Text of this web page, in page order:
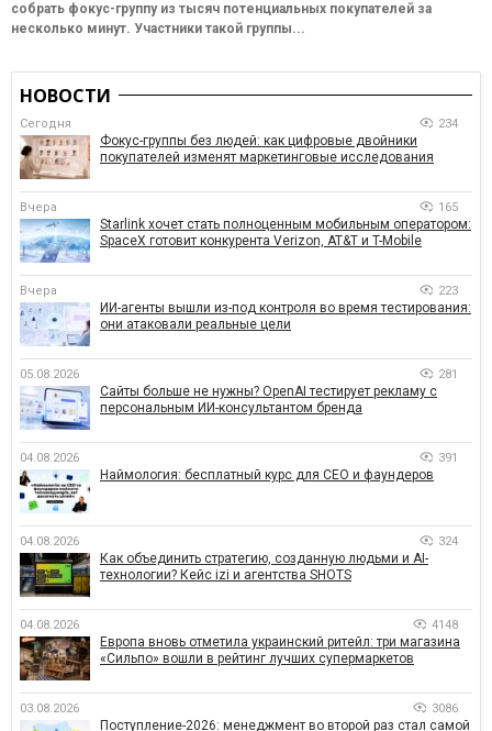
собрать фокус-группу из тысяч потенциальных покупателей за
несколько минут. Участники такой группы...
НОВОСТИ
Сегодня 234
Фокус-группы без людей: как цифровые двойники
покупателей изменят маркетинговые исследования
Вчера 165
Starlink хочет стать полноценным мобильным оператором:
SpaceX готовит конкурента Verizon, AT&T и T-Mobile
Вчера 223
ИИ-агенты вышли из-под контроля во время тестирования:
они атаковали реальные цели
05.08.2026 281
Сайты больше не нужны? OpenAI тестирует рекламу с
персональным ИИ-консультантом бренда
04.08.2026 391
Наймология: бесплатный курс для CEO и фаундеров
04.08.2026 324
Как объединить стратегию, созданную людьми и AI-
технологии? Кейс izi и агентства SHOTS
04.08.2026 4148
Европа вновь отметила украинский ритейл: три магазина
«Сильпо» вошли в рейтинг лучших супермаркетов
03.08.2026 3086
Поступление-2026: менеджмент во второй раз стал самой